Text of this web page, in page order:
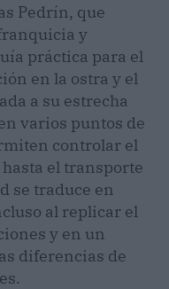
Pedrín, que
y
práctica para el
en la ostra y el
a su estrecha
varios puntos de
controlar el
el transporte
se traduce en
al replicar el
y en un
diferencias de